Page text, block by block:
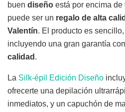
buen diseño está por encima
puede ser un regalo de alta
Valentín. El producto es sencillo,
incluyendo una gran garantía
calidad .
La Silk-épil Edición Diseño
ofrecerte una depilación
inmediatos, y un capuchón de